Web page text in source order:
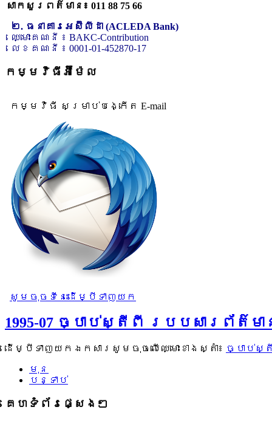
សាកសួរពត៌មាន៖ 011 88 75 66
២. ធនាគារអេស៊ីលីដា (ACLEDA Bank)
ឈ្មោះគណនី ៖ BAKC-Contribution
លេខគណនី ៖ 0001-01-452870-17
កម្មវិធីអ៊ីម៉ែល
កម្មវិធី សម្រាប់បង្កើត E-mail
សូមចុចទីនេះដើម្បីទាញយក
1995-07 ច្បាប់ស្តីពី របបសារព័ត៌មា
ដើម្បីទាញយកឯកសារសូមចុចលើឈ្មោះខាងស្តាំ៖ ច្បាប់ស្
មុន
បន្ទាប់
គេហទំព័រផ្សេងៗ